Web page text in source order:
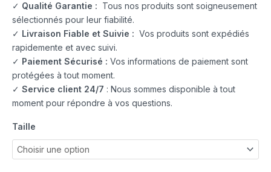
✓ Qualité Garantie : Tous nos produits sont soigneusement
sélectionnés pour leur fiabilité.
✓ Livraison Fiable et Suivie : Vos produits sont expédiés
rapidemente et avec suivi.
✓ Paiement Sécurisé : Vos informations de paiement sont
protégées à tout moment.
✓ Service client 24/7 : Nous sommes disponible à tout
moment pour répondre à vos questions.
Taille